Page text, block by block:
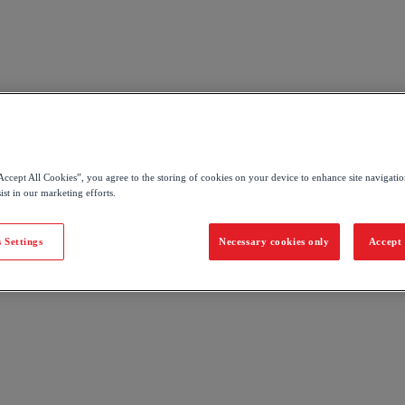
for én time. Sammen kan vi så finde den rigtige løsning til dig.
All Cookies”, you agree to the storing of cookies on your device to enhance site
in our marketing efforts.
Necessary cookies only Accept
Settings